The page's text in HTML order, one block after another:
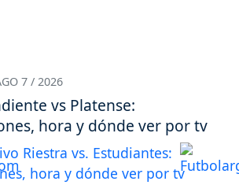
7 / 2026
vs Platense:
hora y dónde ver por tv